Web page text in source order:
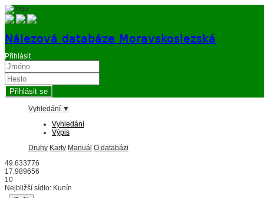
Nálezová databáze Moravskoslezská
Přihlásit
Vyhledání ▼
Vyhledání
Výpis
Druhy Karty Manuál O databázi
49.633776
17.989656
10
Nejbližší sídlo: Kunín